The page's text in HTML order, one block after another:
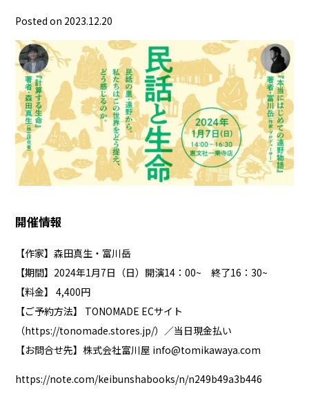
Posted on 2023.12.20
開催情報
【作家】森田真生・富川岳
【期間】2024年1月7日（日）開演14：00~ 終了16：30~
【料金】 4,400円
【ご予約方法】 TONOMADE ECサイト
（https://tonomade.stores.jp/）／当日現金払い
【お問合せ先】株式会社富川屋 info@tomikawaya.com
https://note.com/keibunshabooks/n/n249b49a3b446